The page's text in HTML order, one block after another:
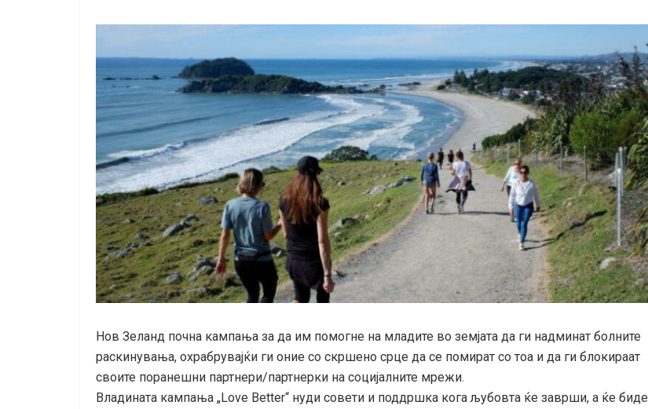
Нов Зеланд почна кампања за да им помогне на младите во земјата да ги надминат болните
раскинувања, охрабрувајќи ги оние со скршено срце да се помират со тоа и да ги блокираат
своите поранешни партнери/партнерки на социјалните мрежи.
Владината кампања „Love Better“ нуди совети и поддршка кога љубовта ќе заврши, а ќе биде